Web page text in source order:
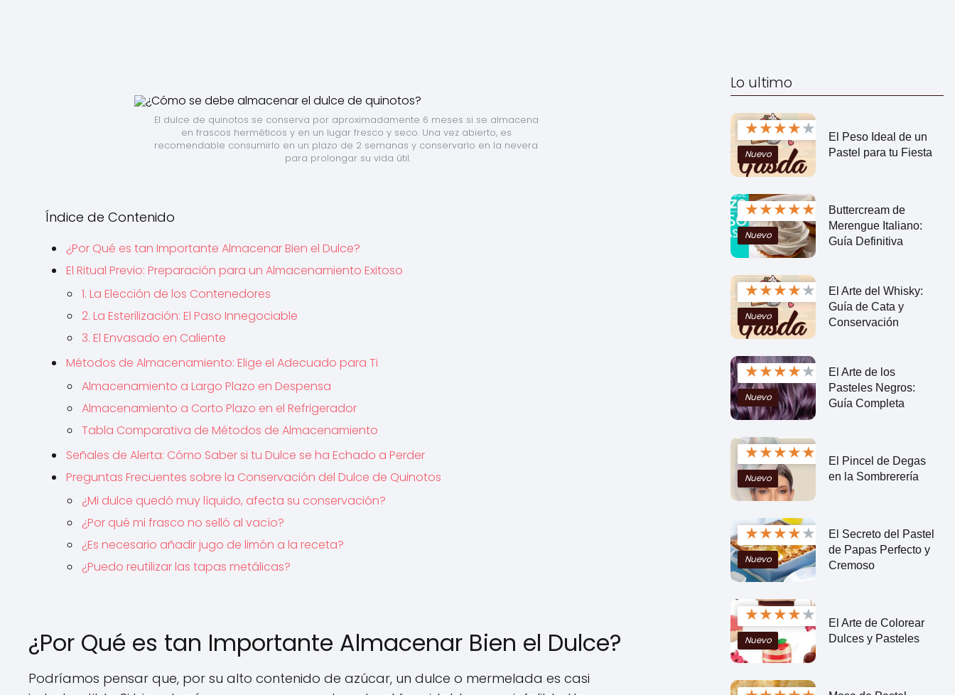
El dulce de quinotos se conserva por aproximadamente 6 meses si se almacena
en frascos herméticos y en un lugar fresco y seco. Una vez abierto, es
recomendable consumirlo en un plazo de 2 semanas y conservarlo en la nevera
para prolongar su vida útil.
Índice de Contenido
¿Por Qué es tan Importante Almacenar Bien el Dulce?
El Ritual Previo: Preparación para un Almacenamiento Exitoso
1. La Elección de los Contenedores
2. La Esterilización: El Paso Innegociable
3. El Envasado en Caliente
Métodos de Almacenamiento: Elige el Adecuado para Ti
Almacenamiento a Largo Plazo en Despensa
Almacenamiento a Corto Plazo en el Refrigerador
Tabla Comparativa de Métodos de Almacenamiento
Señales de Alerta: Cómo Saber si tu Dulce se ha Echado a Perder
Preguntas Frecuentes sobre la Conservación del Dulce de Quinotos
¿Mi dulce quedó muy líquido, afecta su conservación?
¿Por qué mi frasco no selló al vacío?
¿Es necesario añadir jugo de limón a la receta?
¿Puedo reutilizar las tapas metálicas?
¿Por Qué es tan Importante Almacenar Bien el Dulce?
Podríamos pensar que, por su alto contenido de azúcar, un dulce o mermelada es casi
Lo ultimo
★★★★★
Nuevo
El Peso Ideal de un
Pastel para tu Fiesta
★★★★★
Nuevo
Buttercream de
Merengue Italiano:
Guía Definitiva
★★★★★
Nuevo
El Arte del Whisky:
Guía de Cata y
Conservación
★★★★★
Nuevo
El Arte de los
Pasteles Negros:
Guía Completa
★★★★★
Nuevo
El Pincel de Degas
en la Sombrerería
★★★★★
Nuevo
El Secreto del Pastel
de Papas Perfecto y
Cremoso
★★★★★
Nuevo
El Arte de Colorear
Dulces y Pasteles